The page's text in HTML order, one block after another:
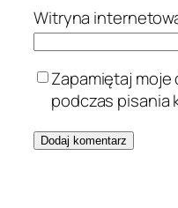
Witryna
Zapamiętaj
podczas pisania